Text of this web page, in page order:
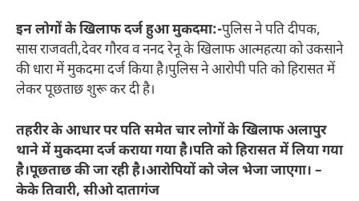
इन लोगों के खिलाफ दर्ज हुआ मुकदमा:-पुलिस ने पति दीपक,
सास राजवती,देवर गौरव व ननद रेनू के खिलाफ आत्महत्या को उकसाने
की धारा में मुकदमा दर्ज किया है।पुलिस ने आरोपी पति को हिरासत में
लेकर पूछताछ शुरू कर दी है।
तहरीर के आधार पर पति समेत चार लोगों के खिलाफ अलापुर
थाने में मुकदमा दर्ज कराया गया है।पति को हिरासत में लिया गया
है।पूछताछ की जा रही है।आरोपियों को जेल भेजा जाएगा। –
केके तिवारी, सीओ दातागंज